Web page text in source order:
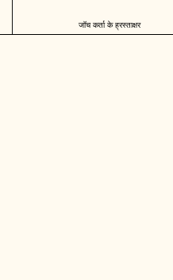
जॉच कर्ता के ह्रस्ताक्षर